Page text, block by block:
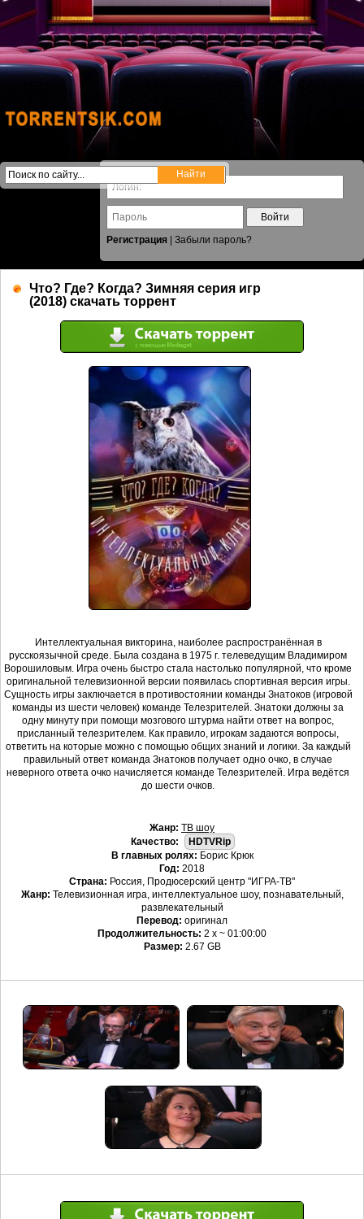
Войти
Регистрация
Забыли пароль?
Что? Где? Когда? Зимняя серия игр
(2018) скачать торрент
Интеллектуальная викторина, наиболее распространённая в
русскоязычной среде. Была создана в 1975 г. телеведущим Владимиром
Ворошиловым. Игра очень быстро стала настолько популярной, что кроме
оригинальной телевизионной версии появилась спортивная версия игры.
Сущность игры заключается в противостоянии команды Знатоков (игровой
команды из шести человек) команде Телезрителей. Знатоки должны за
одну минуту при помощи мозгового штурма найти ответ на вопрос,
присланный телезрителем. Как правило, игрокам задаются вопросы,
ответить на которые можно с помощью общих знаний и логики. За каждый
правильный ответ команда Знатоков получает одно очко, в случае
неверного ответа очко начисляется команде Телезрителей. Игра ведётся
до шести очков.
Жанр: ТВ шоу
Качество:
HDTVRip
В главных ролях: Борис Крюк
Год: 2018
Страна: Россия, Продюсерский центр "ИГРА-ТВ"
Жанр: Телевизионная игра, интеллектуальное шоу, познавательный,
развлекательный
Перевод: оригинал
Продолжительность: 2 х ~ 01:00:00
Размер: 2.67 GB